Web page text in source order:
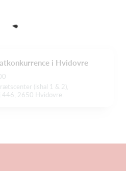
i Hvidovre
(ishal 1 & 2),
2650 Hvidovre.